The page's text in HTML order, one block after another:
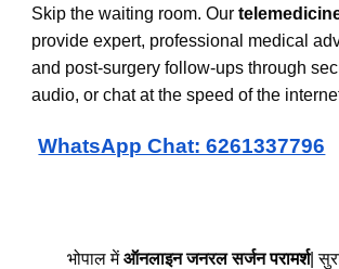
Skip the waiting room. Our
provide expert, professional medical
and post-surgery follow-ups through
audio, or chat at the speed of the
WhatsApp Chat: 6261337796
भोपाल मेंऑनलाइन जनरल सर्जन परामर्श|